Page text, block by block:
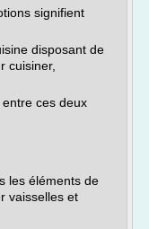
signifient
disposant de
cuisiner,
ces deux
les éléments de
vaisselles et